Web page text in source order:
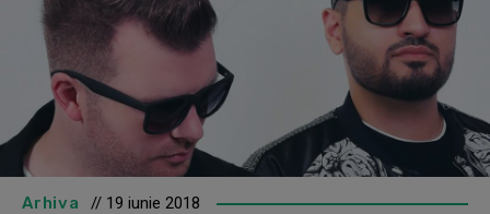
Arhiva // 19 iunie 2018